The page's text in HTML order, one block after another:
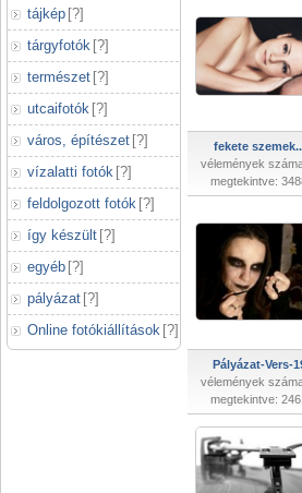
tájkép [?]
tárgyfotók [?]
természet [?]
utcaifotók [?]
város, építészet [?]
vízalatti fotók [?]
feldolgozott fotók [?]
így készült [?]
egyéb [?]
pályázat [?]
Online fotókiállítások [?]
fekete
vélemények
megtekintve:
Pályázat-Vers-
vélemények
megtekintve: